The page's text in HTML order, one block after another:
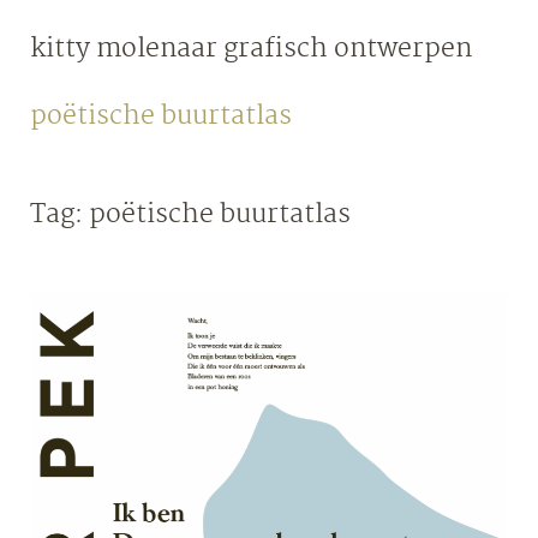
to
kitty molenaargrafisch ontwerpen
poëtische buurtatlas
Tag: poëtische buurtatlas